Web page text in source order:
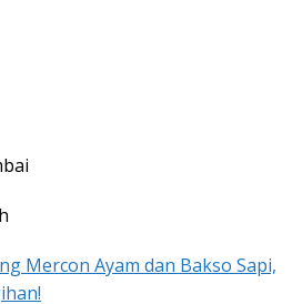
Mercon Ayam dan Bakso Sapi,